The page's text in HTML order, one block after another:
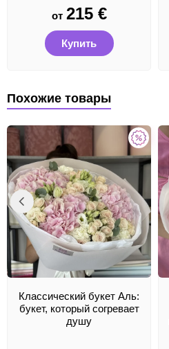
от 215 €
Купить
Похожие товары
Классический букет Аль:
букет, который согревает
душу